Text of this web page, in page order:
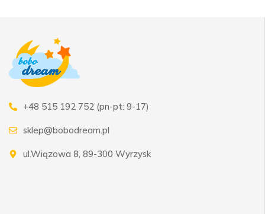
+48 515 192 752 (pn-pt: 9-17)
sklep@bobodream.pl
ul.Wiązowa 8, 89-300 Wyrzysk